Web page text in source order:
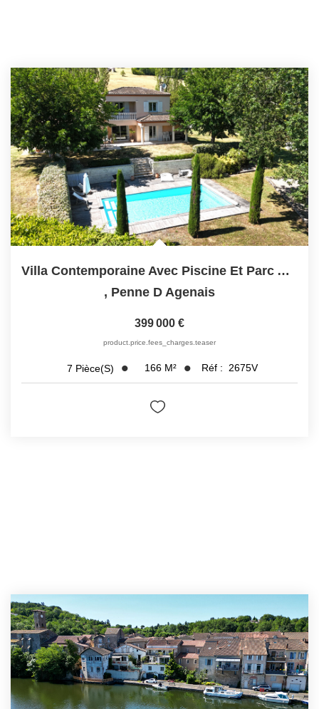
Villa Contemporaine Avec Piscine Et Parc Arboré
, Penne D Agenais
399 000 €
product.price.fees_charges.teaser
7 Pièce(s) 166 M² Réf : 2675V